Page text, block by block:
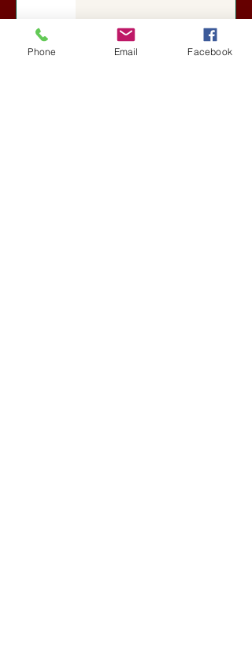
A Rothschildok és a Pentagon
Phone Email Facebook